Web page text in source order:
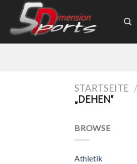
springen
STARTSEITE /
„DEHEN“
BROWSE
Athletik